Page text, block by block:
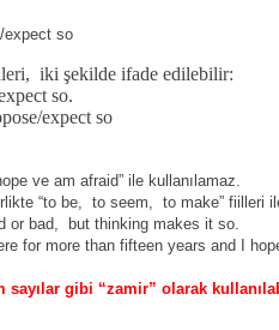
expect so
iki şekilde ifade edilebilir:
so.
expect so
ve am afraid” ile kullanılamaz.
“to be,
to seem,
to make” fiilleri
or bad,
but thinking makes it so.
for more than fifteen years and I
sayılar gibi “zamir” olarak